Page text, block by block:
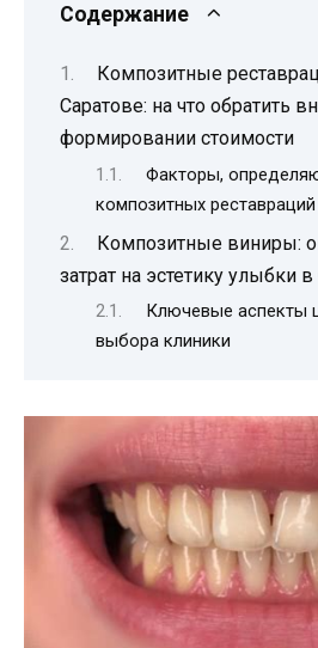
Содержание
Композитные
Саратове: на что обратить
формировании стоимости
Факторы,
композитных реставраций
Композитные виниры:
затрат на эстетику улыбки
Ключевые аспекты
выбора клиники